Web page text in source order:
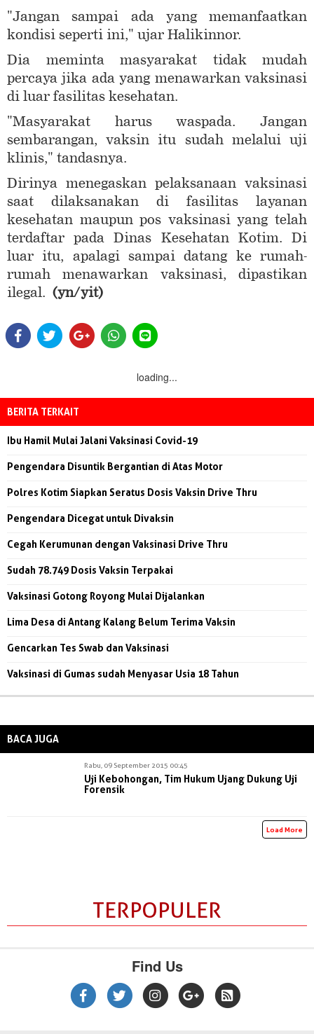
"Jangan sampai ada yang memanfaatkan
kondisi seperti ini," ujar Halikinnor.
Dia meminta masyarakat tidak mudah
percaya jika ada yang menawarkan vaksinasi
di luar fasilitas kesehatan.
"Masyarakat harus waspada. Jangan
sembarangan, vaksin itu sudah melalui uji
klinis," tandasnya.
Dirinya menegaskan pelaksanaan vaksinasi
saat dilaksanakan di fasilitas layanan
kesehatan maupun pos vaksinasi yang telah
terdaftar pada Dinas Kesehatan Kotim. Di
luar itu, apalagi sampai datang ke rumah-
rumah menawarkan vaksinasi, dipastikan
ilegal. (yn/yit)
loading...
BERITA TERKAIT
Ibu Hamil Mulai Jalani Vaksinasi Covid-19
Pengendara Disuntik Bergantian di Atas Motor
Polres Kotim Siapkan Seratus Dosis Vaksin Drive Thru
Pengendara Dicegat untuk Divaksin
Cegah Kerumunan dengan Vaksinasi Drive Thru
Sudah 78.749 Dosis Vaksin Terpakai
Vaksinasi Gotong Royong Mulai Dijalankan
Lima Desa di Antang Kalang Belum Terima Vaksin
Gencarkan Tes Swab dan Vaksinasi
Vaksinasi di Gumas sudah Menyasar Usia 18 Tahun
BACA JUGA
Rabu, 09 September 2015 00:45
Uji Kebohongan, Tim Hukum Ujang Dukung Uji
Forensik
Load More
TERPOPULER
Find Us